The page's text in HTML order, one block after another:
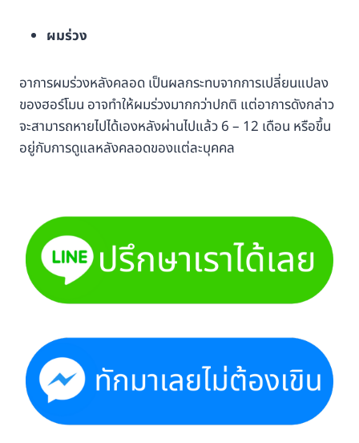
ผมร่วง
อาการผมร่วงหลังคลอด เป็นผลกระทบจากการเปลี่ยนแปลง
ของฮอร์โมน อาจทำให้ผมร่วงมากกว่าปกติ แต่อาการดังกล่าว
จะสามารถหายไปได้เองหลังผ่านไปแล้ว 6 – 12 เดือน หรือขึ้น
อยู่กับการดูแลหลังคลอดของแต่ละบุคคล